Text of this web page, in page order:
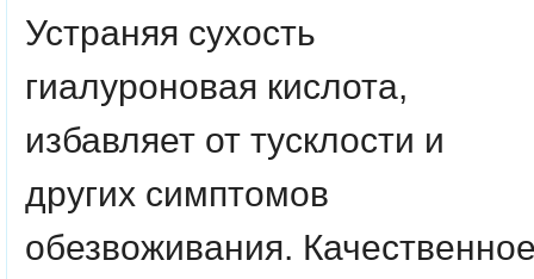
Устраняя сухость
гиалуроновая кислота,
избавляет от тусклости и
других симптомов
обезвоживания.